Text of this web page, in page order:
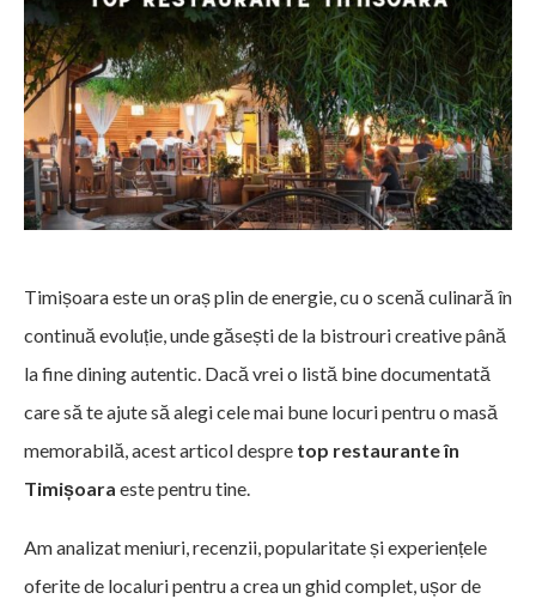
Timișoara este un oraș plin de energie, cu o scenă culinară în
continuă evoluție, unde găsești de la bistrouri creative până
la fine dining autentic. Dacă vrei o listă bine documentată
care să te ajute să alegi cele mai bune locuri pentru o masă
memorabilă, acest articol despre top restaurante în
Timișoara este pentru tine.
Am analizat meniuri, recenzii, popularitate și experiențele
oferite de localuri pentru a crea un ghid complet, ușor de